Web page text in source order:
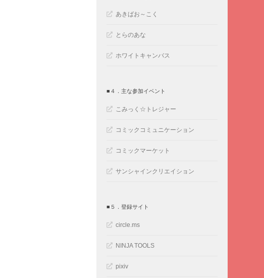
あきばお～こく
とらのあな
ホワイトキャンバス
■４．主な参加イベント
こみっく☆トレジャー
コミックコミュニケーション
コミックマーケット
サンシャインクリエイション
■５．登録サイト
circle.ms
NINJA TOOLS
pixiv